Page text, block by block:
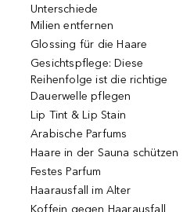
Unterschiede
Milien entfernen
Glossing für die Haare
Gesichtspflege: Diese
Reihenfolge ist die richtige
Dauerwelle pflegen
Lip Tint & Lip Stain
Arabische Parfums
Haare in der Sauna schützen
Festes Parfum
Haarausfall im Alter
Koffein gegen Haarausfall